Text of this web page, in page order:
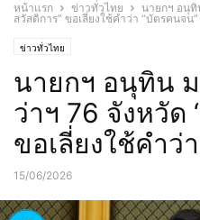
หน้าแรก ข่าวทั่วไทย
นายกฯ อนุทิ
สวัสดิการ” ขอเลี่ยงใช้คำว่า “บัตรคนจน”
ข่าวทั่วไทย
นายกฯ อนุทิน
ว่าฯ 76 จังหวัด
ขอเลี่ยงใช้คำว่
15/06/2026